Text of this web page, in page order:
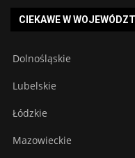
CIEKAWE W
Dolnośląskie
Lubelskie
Łódzkie
Mazowieckie